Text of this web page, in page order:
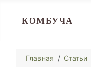
КОМБУЧА
Главная Статьи